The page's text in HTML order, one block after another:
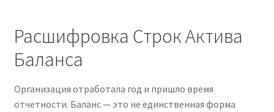
Расшифровка Строк Актива
Баланса
Организация отработала год и пришло время
отчетности. Баланс — это не единственная форма